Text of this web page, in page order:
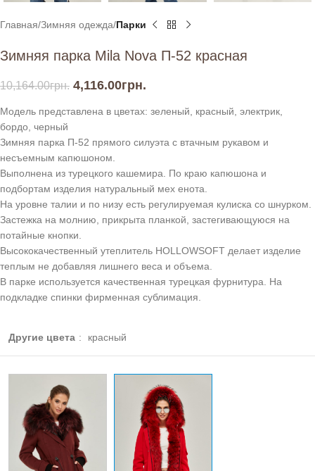
Главная Зимняя одежда Парки
Зимняя парка Mila Nova П-52 красная
10,164.00грн. 4,116.00грн.
Модель представлена в цветах: зеленый, красный, электрик,
бордо, черный
Зимняя парка П-52 прямого силуэта с втачным рукавом и
несъемным капюшоном.
Выполнена из турецкого кашемира. По краю капюшона и
подбортам изделия натуральный мех енота.
На уровне талии и по низу есть регулируемая кулиска со шнурком.
Застежка на молнию, прикрыта планкой, застегивающуюся на
потайные кнопки.
Высококачественный утеплитель HOLLOWSOFT делает изделие
теплым не добавляя лишнего веса и объема.
В парке используется качественная турецкая фурнитура. На
подкладке спинки фирменная сублимация.
Другие цвета : красный